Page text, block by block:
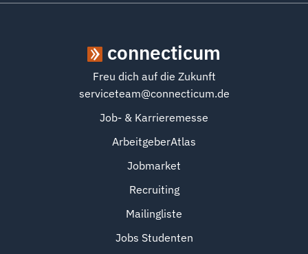
connecticum
Freu dich auf die Zukunft
serviceteam@connecticum.de
Job- & Karrieremesse
ArbeitgeberAtlas
Jobmarket
Recruiting
Mailingliste
Jobs Studenten